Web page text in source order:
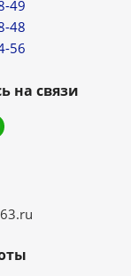
49
48
56
на связи